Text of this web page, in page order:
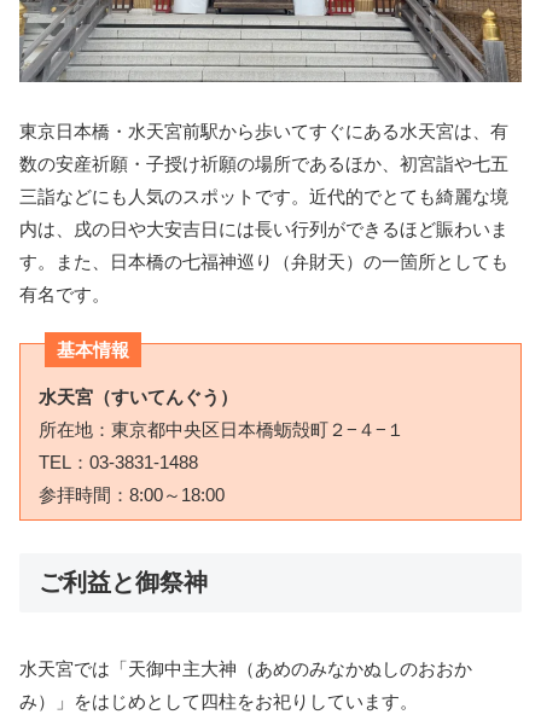
東京日本橋・水天宮前駅から歩いてすぐにある水天宮は、有
数の安産祈願・子授け祈願の場所であるほか、初宮詣や七五
三詣などにも人気のスポットです。近代的でとても綺麗な境
内は、戌の日や大安吉日には長い行列ができるほど賑わいま
す。また、日本橋の七福神巡り（弁財天）の一箇所としても
有名です。
基本情報
水天宮（すいてんぐう）
所在地：東京都中央区日本橋蛎殻町２−４−１
TEL：03-3831-1488
参拝時間：8:00～18:00
ご利益と御祭神
水天宮では「天御中主大神（あめのみなかぬしのおおか
み）」をはじめとして四柱をお祀りしています。